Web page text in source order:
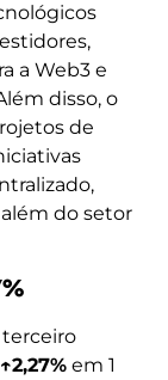
a Web3 e
disso, o
de
do setor
↑2,27% em 1